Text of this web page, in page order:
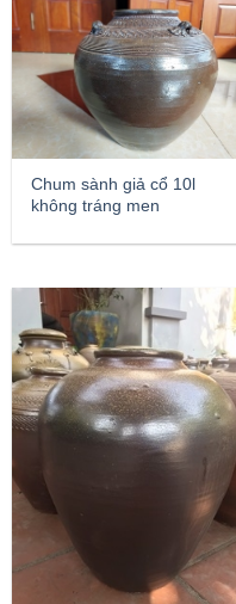
Chum sành giả cổ 10l
không tráng men